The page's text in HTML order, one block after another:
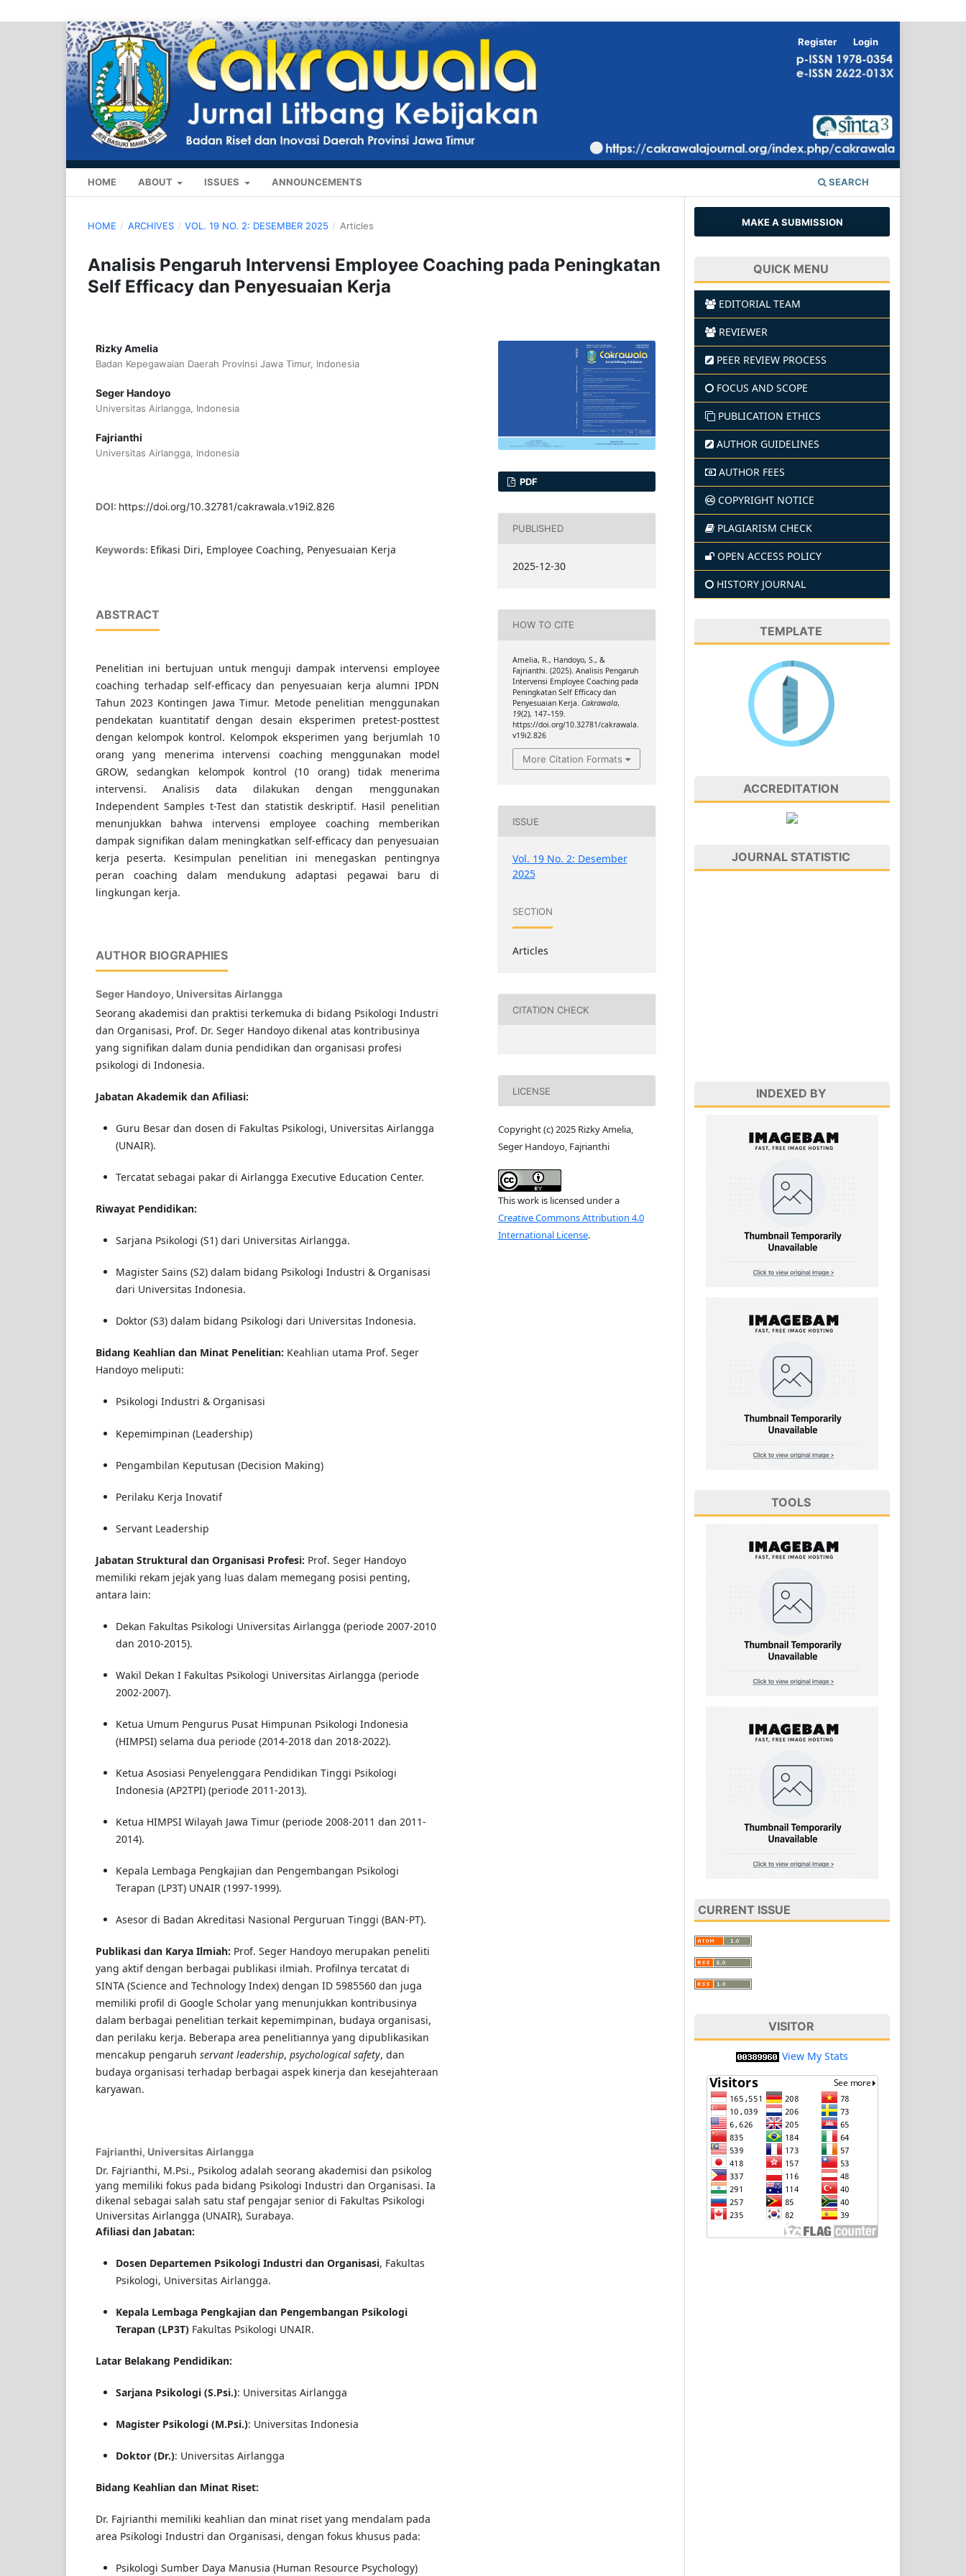
HOME ABOUT ISSUES ANNOUNCEMENTS SEARCH
Register Login
HOME / ARCHIVES / VOL. 19 NO. 2: DESEMBER 2025 / Articles
Analisis Pengaruh Intervensi Employee Coaching pada Peningkatan
Self Efficacy dan Penyesuaian Kerja
Rizky Amelia
Badan Kepegawaian Daerah Provinsi Jawa Timur, Indonesia
Seger Handoyo
Universitas Airlangga, Indonesia
Fajrianthi
Universitas Airlangga, Indonesia
DOI: https://doi.org/10.32781/cakrawala.v19i2.826
Keywords: Efikasi Diri, Employee Coaching, Penyesuaian Kerja
ABSTRACT
Penelitian ini bertujuan untuk menguji dampak intervensi employee
coaching terhadap self-efficacy dan penyesuaian kerja alumni IPDN
Tahun 2023 Kontingen Jawa Timur. Metode penelitian menggunakan
pendekatan kuantitatif dengan desain eksperimen pretest-posttest
dengan kelompok kontrol. Kelompok eksperimen yang berjumlah 10
orang yang menerima intervensi coaching menggunakan model
GROW, sedangkan kelompok kontrol (10 orang) tidak menerima
intervensi. Analisis data dilakukan dengan menggunakan
Independent Samples t-Test dan statistik deskriptif. Hasil penelitian
menunjukkan bahwa intervensi employee coaching memberikan
dampak signifikan dalam meningkatkan self-efficacy dan penyesuaian
kerja peserta. Kesimpulan penelitian ini menegaskan pentingnya
peran coaching dalam mendukung adaptasi pegawai baru di
lingkungan kerja.
AUTHOR BIOGRAPHIES
Seger Handoyo, Universitas Airlangga
Seorang akademisi dan praktisi terkemuka di bidang Psikologi Industri
dan Organisasi, Prof. Dr. Seger Handoyo dikenal atas kontribusinya
yang signifikan dalam dunia pendidikan dan organisasi profesi
psikologi di Indonesia.
Jabatan Akademik dan Afiliasi:
Guru Besar dan dosen di Fakultas Psikologi, Universitas Airlangga
(UNAIR).
Tercatat sebagai pakar di Airlangga Executive Education Center.
Riwayat Pendidikan:
Sarjana Psikologi (S1) dari Universitas Airlangga.
Magister Sains (S2) dalam bidang Psikologi Industri & Organisasi
dari Universitas Indonesia.
Doktor (S3) dalam bidang Psikologi dari Universitas Indonesia.
Bidang Keahlian dan Minat Penelitian: Keahlian utama Prof. Seger
Handoyo meliputi:
Psikologi Industri & Organisasi
Kepemimpinan (Leadership)
Pengambilan Keputusan (Decision Making)
Perilaku Kerja Inovatif
Servant Leadership
Jabatan Struktural dan Organisasi Profesi: Prof. Seger Handoyo
memiliki rekam jejak yang luas dalam memegang posisi penting,
antara lain:
Dekan Fakultas Psikologi Universitas Airlangga (periode 2007-2010
dan 2010-2015).
Wakil Dekan I Fakultas Psikologi Universitas Airlangga (periode
2002-2007).
Ketua Umum Pengurus Pusat Himpunan Psikologi Indonesia
(HIMPSI) selama dua periode (2014-2018 dan 2018-2022).
Ketua Asosiasi Penyelenggara Pendidikan Tinggi Psikologi
Indonesia (AP2TPI) (periode 2011-2013).
Ketua HIMPSI Wilayah Jawa Timur (periode 2008-2011 dan 2011-
2014).
Kepala Lembaga Pengkajian dan Pengembangan Psikologi
Terapan (LP3T) UNAIR (1997-1999).
Asesor di Badan Akreditasi Nasional Perguruan Tinggi (BAN-PT).
Publikasi dan Karya Ilmiah: Prof. Seger Handoyo merupakan peneliti
yang aktif dengan berbagai publikasi ilmiah. Profilnya tercatat di
SINTA (Science and Technology Index) dengan ID 5985560 dan juga
memiliki profil di Google Scholar yang menunjukkan kontribusinya
dalam berbagai penelitian terkait kepemimpinan, budaya organisasi,
dan perilaku kerja. Beberapa area penelitiannya yang dipublikasikan
mencakup pengaruh servant leadership, psychological safety, dan
budaya organisasi terhadap berbagai aspek kinerja dan kesejahteraan
karyawan.
Fajrianthi, Universitas Airlangga
Dr. Fajrianthi, M.Psi., Psikolog adalah seorang akademisi dan psikolog
yang memiliki fokus pada bidang Psikologi Industri dan Organisasi. Ia
dikenal sebagai salah satu staf pengajar senior di Fakultas Psikologi
Universitas Airlangga (UNAIR), Surabaya.
Afiliasi dan Jabatan:
Dosen Departemen Psikologi Industri dan Organisasi, Fakultas
Psikologi, Universitas Airlangga.
Kepala Lembaga Pengkajian dan Pengembangan Psikologi
Terapan (LP3T)Fakultas Psikologi UNAIR.
Latar Belakang Pendidikan:
Sarjana Psikologi (S.Psi.): Universitas Airlangga
Magister Psikologi (M.Psi.): Universitas Indonesia
Doktor (Dr.): Universitas Airlangga
Bidang Keahlian dan Minat Riset:
Dr. Fajrianthi memiliki keahlian dan minat riset yang mendalam pada
area Psikologi Industri dan Organisasi, dengan fokus khusus pada:
Psikologi Sumber Daya Manusia (Human Resource Psychology)
PDF
PUBLISHED
2025-12-30
HOW TO CITE
Amelia, R., Handoyo, S., &
Fajrianthi. (2025). Analisis Pengaruh
Intervensi Employee Coaching pada
Peningkatan Self Efficacy dan
Penyesuaian Kerja. Cakrawala,
19(2), 147–159.
https://doi.org/10.32781/cakrawala.
v19i2.826
More Citation Formats
ISSUE
Vol. 19 No. 2: Desember
2025
SECTION
Articles
CITATION CHECK
LICENSE
Copyright (c) 2025 Rizky Amelia,
Seger Handoyo, Fajrianthi
This work is licensed under a
Creative Commons Attribution 4.0
International License.
MAKE A SUBMISSION
QUICK MENU
EDITORIAL TEAM
REVIEWER
PEER REVIEW PROCESS
FOCUS AND SCOPE
PUBLICATION ETHICS
AUTHOR GUIDELINES
AUTHOR FEES
COPYRIGHT NOTICE
PLAGIARISM CHECK
OPEN ACCESS POLICY
HISTORY JOURNAL
TEMPLATE
ACCREDITATION
JOURNAL STATISTIC
INDEXED BY
TOOLS
CURRENT ISSUE
VISITOR
View My Stats